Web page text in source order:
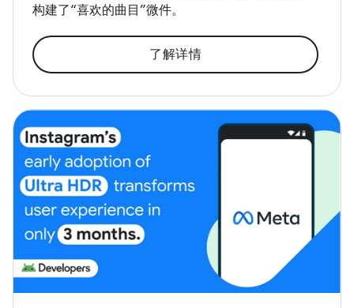
构建了“喜欢的曲目”微件。
了解详情